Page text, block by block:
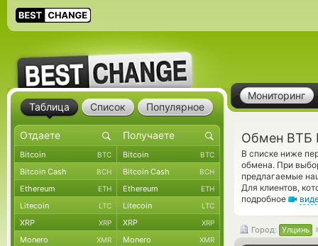
Мониторинг
Обмен ВТБ
В списке ниже
обмена. При
предлагаемые
Для клиентов,
подробное
Город: Улцинь
Таблица Список Популярное
Bitcoin BTC Bitcoin BTC
Bitcoin Cash BCH Bitcoin Cash BCH
Ethereum ETH Ethereum ETH
Litecoin LTC Litecoin LTC
XRP XRP XRP XRP
Monero XMR Monero XMR